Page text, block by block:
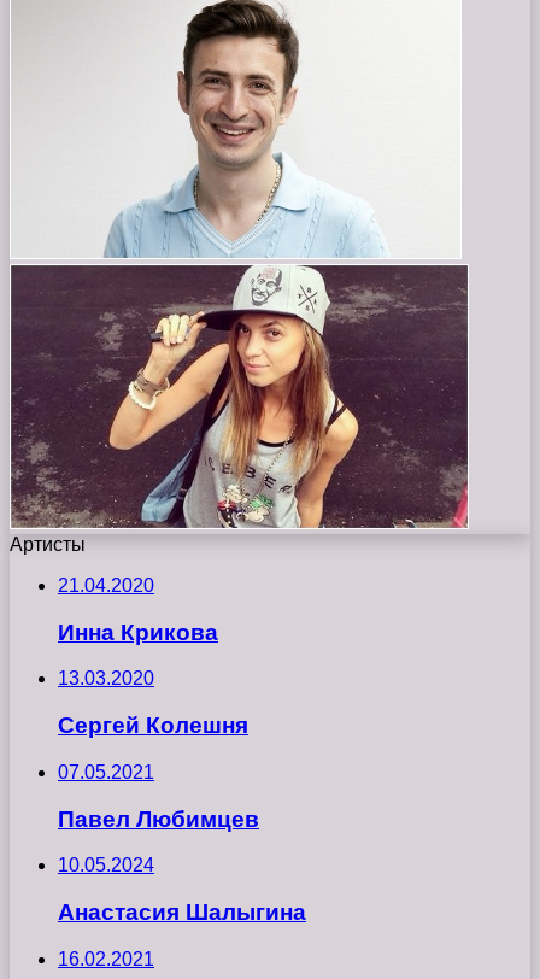
Артисты
21.04.2020
Инна Крикова
13.03.2020
Сергей Колешня
07.05.2021
Павел Любимцев
10.05.2024
Анастасия Шалыгина
16.02.2021